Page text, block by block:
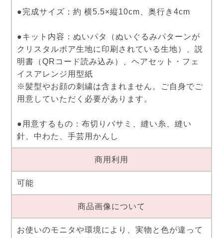
●完成サイズ：約 横5.5×縦10cm、奥行き4cm
●キット内容：ぬいパタ（ぬいぐるみパターンが
クリスタルボア生地に印刷されている生地）、説
明書（QRコード読み込み）、ヘアセット・フェ
イスアレンジ用型紙
※髪型やお顔の刺繍は含まれません。ご自身でご
用意していただく必要があります。
●用意するもの：布切りバサミ、縫い糸、縫い
針、中わた、手芸用かんし
商用利用
可能
商品画像について
お使いのモニタや環境により、実物と色が違って